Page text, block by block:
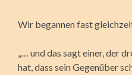
Wir begannen fast
„… und das sagt einer, der
hat, dass sein Gegenüber